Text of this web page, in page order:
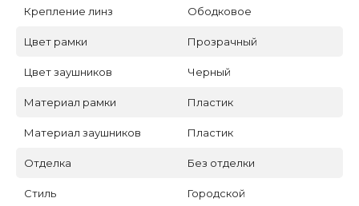
Крепление линз Ободковое
Цвет рамки Прозрачный
Цвет заушников Черный
Материал рамки Пластик
Материал заушников Пластик
Отделка Без отделки
Стиль Городской